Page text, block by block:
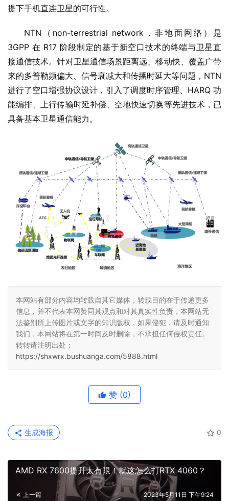
提下手机直连卫星的可行性。
NTN（non-terrestrial network，非地面网络）是
3GPP 在 R17 阶段制定的基于新空口技术的终端与卫星直
接通信技术。针对卫星通信场景距离远、移动快、覆盖广带
来的多普勒频偏大、信号衰减大和传播时延大等问题，NTN
进行了空口增强协议设计，引入了调度时序管理、HARQ 功
能编排、上行传输时延补偿、空地快速切换等先进技术，已
具备基本卫星通信能力。
本网站有部分内容均转载自其它媒体，转载目的在于传递更多
信息，并不代表本网赞同其观点和对其真实性负责，本网站无
法鉴别所上传图片或文字的知识版权，如果侵犯，请及时通知
我们，本网站将在第一时间及时删除，不承担任何侵权责任。
转转请注明出处：
https://shxwrx.bushuanga.com/5888.html
赞 (0)
0
生成海报
AMD RX 7600提升太有限！就这怎么打RTX 4060？
上一篇 2023年5月11日 下午9:24